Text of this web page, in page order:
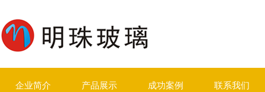
企业简介 产品展示 成功案例 联系我们